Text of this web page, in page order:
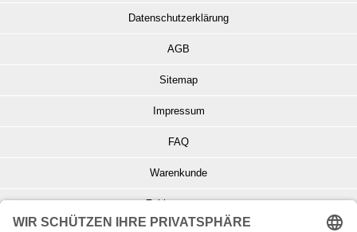
Datenschutzerklärung
AGB
Sitemap
Impressum
FAQ
Warenkunde
Zahlungsarten